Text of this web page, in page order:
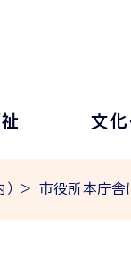
文化
> 市役所本庁舎